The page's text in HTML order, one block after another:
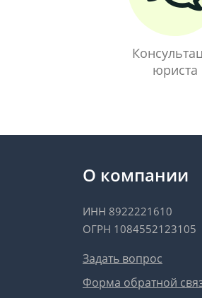
юриста
О компании
ИНН 8922221610
ОГРН 1084552123105
Задать вопрос
Форма обратной